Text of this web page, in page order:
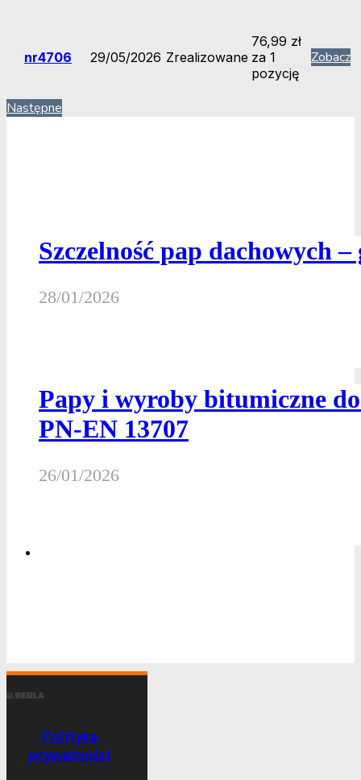
nr4706 29/05/2026 Zrealizowane
76,99 zł
za 1
pozycję
Zobacz
Następne
Szczelność pap dachowych
28/01/2026
Papy i wyroby bitumiczne
PN-EN 13707
26/01/2026
Polityka
prywatności